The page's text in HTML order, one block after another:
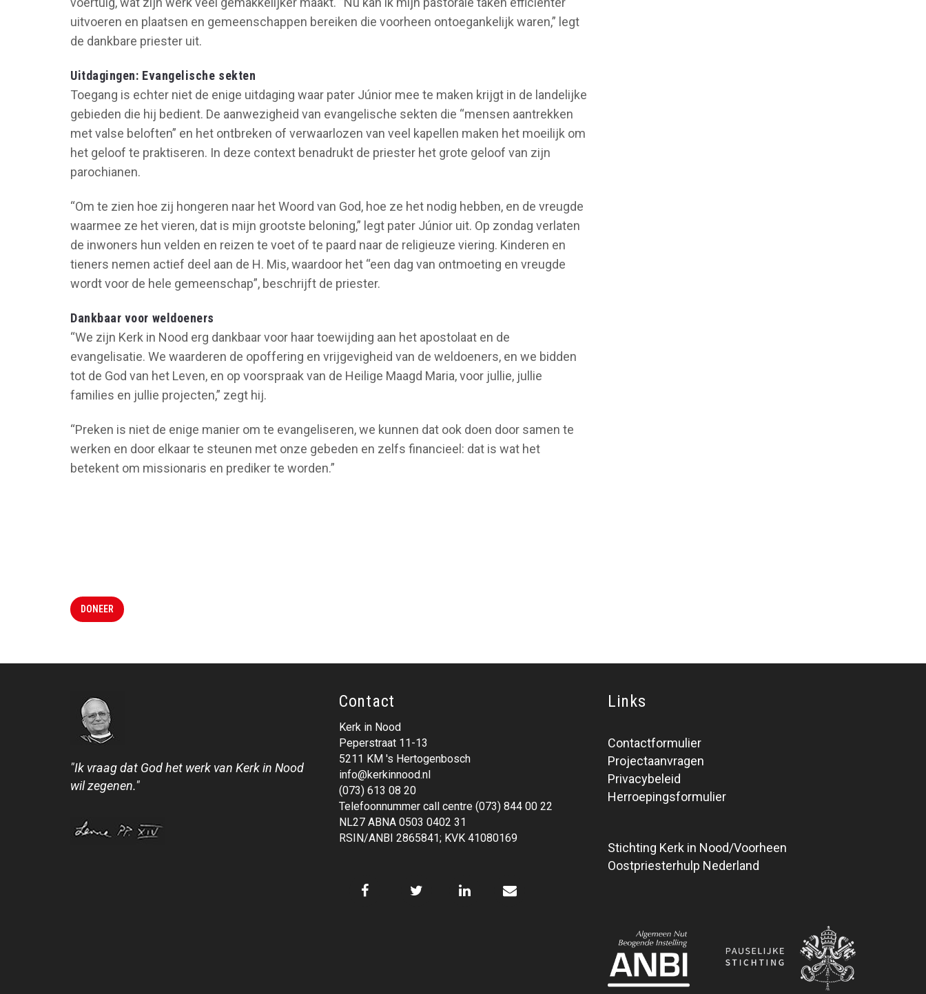
uitvoeren en plaatsen en gemeenschappen bereiken die voorheen ontoegankelijk waren,” legt
de dankbare priester uit.
Uitdagingen: Evangelische sekten
Toegang is echter niet de enige uitdaging waar pater Júnior mee te maken krijgt in de landelijke
gebieden die hij bedient. De aanwezigheid van evangelische sekten die “mensen aantrekken
met valse beloften” en het ontbreken of verwaarlozen van veel kapellen maken het moeilijk om
het geloof te praktiseren. In deze context benadrukt de priester het grote geloof van zijn
parochianen.
“Om te zien hoe zij hongeren naar het Woord van God, hoe ze het nodig hebben, en de vreugde
waarmee ze het vieren, dat is mijn grootste beloning,” legt pater Júnior uit. Op zondag verlaten
de inwoners hun velden en reizen te voet of te paard naar de religieuze viering. Kinderen en
tieners nemen actief deel aan de H. Mis, waardoor het “een dag van ontmoeting en vreugde
wordt voor de hele gemeenschap”, beschrijft de priester.
Dankbaar voor weldoeners
“We zijn Kerk in Nood erg dankbaar voor haar toewijding aan het apostolaat en de
evangelisatie. We waarderen de opoffering en vrijgevigheid van de weldoeners, en we bidden
tot de God van het Leven, en op voorspraak van de Heilige Maagd Maria, voor jullie, jullie
families en jullie projecten,” zegt hij.
“Preken is niet de enige manier om te evangeliseren, we kunnen dat ook doen door samen te
werken en door elkaar te steunen met onze gebeden en zelfs financieel: dat is wat het
betekent om missionaris en prediker te worden.”
DONEER
"Ik vraag dat God het werk van Kerk in Nood
wil zegenen."
Contact
Kerk in Nood
Peperstraat 11-13
5211 KM 's Hertogenbosch
info@kerkinnood.nl
(073) 613 08 20
Telefoonnummer call centre (073) 844 00 22
NL27 ABNA 0503 0402 31
RSIN/ANBI 2865841; KVK 41080169
Links
Contactformulier
Projectaanvragen
Privacybeleid
Herroepingsformulier
Stichting Kerk in Nood/Voorheen
Oostpriesterhulp Nederland